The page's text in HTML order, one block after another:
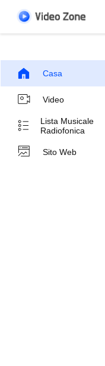
Casa
Video
Lista Musicale
Radiofonica
Sito Web